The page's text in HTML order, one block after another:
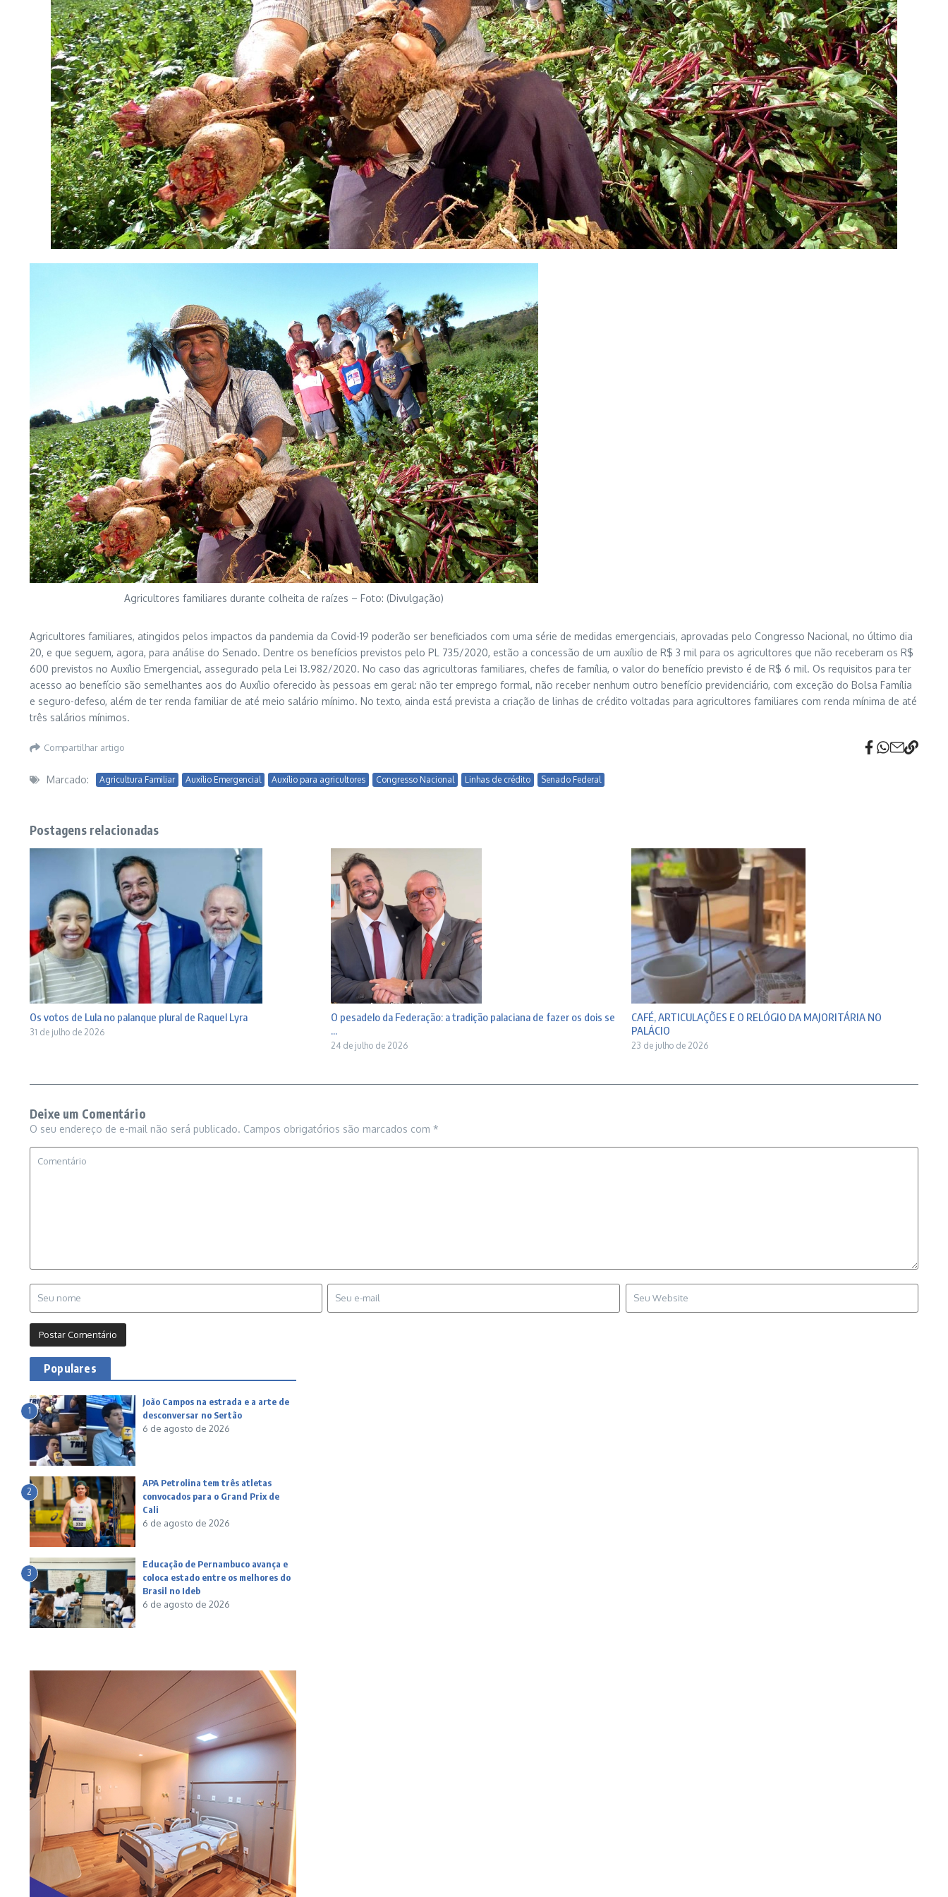
Agricultores familiares durante colheita de raízes – Foto: (Divulgação)
Agricultores familiares, atingidos pelos impactos da pandemia da Covid-19 poderão ser beneficiados com uma série de medidas emergenciais, aprovadas pelo Congresso Nacional, no último dia
20, e que seguem, agora, para análise do Senado. Dentre os benefícios previstos pelo PL 735/2020, estão a concessão de um auxílio de R$ 3 mil para os agricultores que não receberam os R$
600 previstos no Auxílio Emergencial, assegurado pela Lei 13.982/2020. No caso das agricultoras familiares, chefes de família, o valor do benefício previsto é de R$ 6 mil. Os requisitos para ter
acesso ao benefício são semelhantes aos do Auxílio oferecido às pessoas em geral: não ter emprego formal, não receber nenhum outro benefício previdenciário, com exceção do Bolsa Família
e seguro-defeso, além de ter renda familiar de até meio salário mínimo. No texto, ainda está prevista a criação de linhas de crédito voltadas para agricultores familiares com renda mínima de até
três salários mínimos.
Compartilhar artigo
Marcado: Agricultura Familiar Auxílio Emergencial Auxílio para agricultores Congresso Nacional Linhas de crédito Senado Federal
Postagens relacionadas
Os votos de Lula no palanque plural de Raquel Lyra
31 de julho de 2026
O pesadelo da Federação: a tradição palaciana de fazer os dois se
...
24 de julho de 2026
CAFÉ, ARTICULAÇÕES E O RELÓGIO DA MAJORITÁRIA NO
PALÁCIO
23 de julho de 2026
Deixe um Comentário
O seu endereço de e-mail não será publicado. Campos obrigatórios são marcados com *
Populares
1
João Campos na estrada e a arte de
desconversar no Sertão
6 de agosto de 2026
2
APA Petrolina tem três atletas
convocados para o Grand Prix de
Cali
6 de agosto de 2026
3
Educação de Pernambuco avança e
coloca estado entre os melhores do
Brasil no Ideb
6 de agosto de 2026